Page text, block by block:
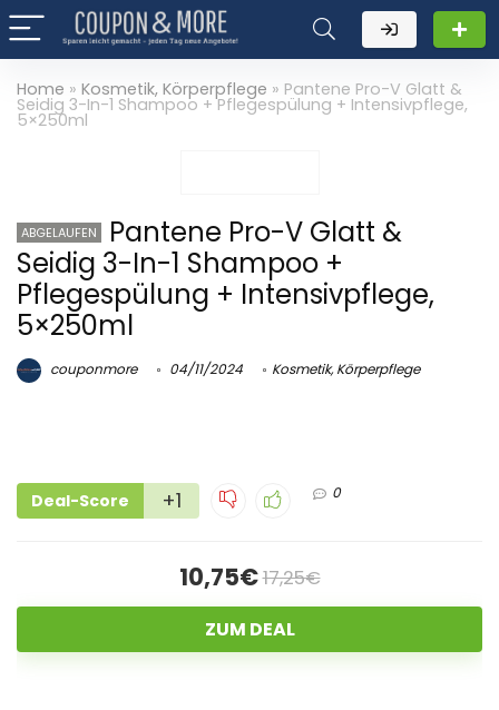
Home » Kosmetik, Körperpflege » Pantene Pro-V Glatt &
Seidig 3-In-1 Shampoo + Pflegespülung + Intensivpflege,
5×250ml
ABGELAUFEN
Pantene Pro-V Glatt &
Seidig 3-In-1 Shampoo +
Pflegespülung + Intensivpflege,
5×250ml
couponmore 04/11/2024 Kosmetik, Körperpflege
Deal-Score +1 0
10,75€17,25€
ZUM DEAL